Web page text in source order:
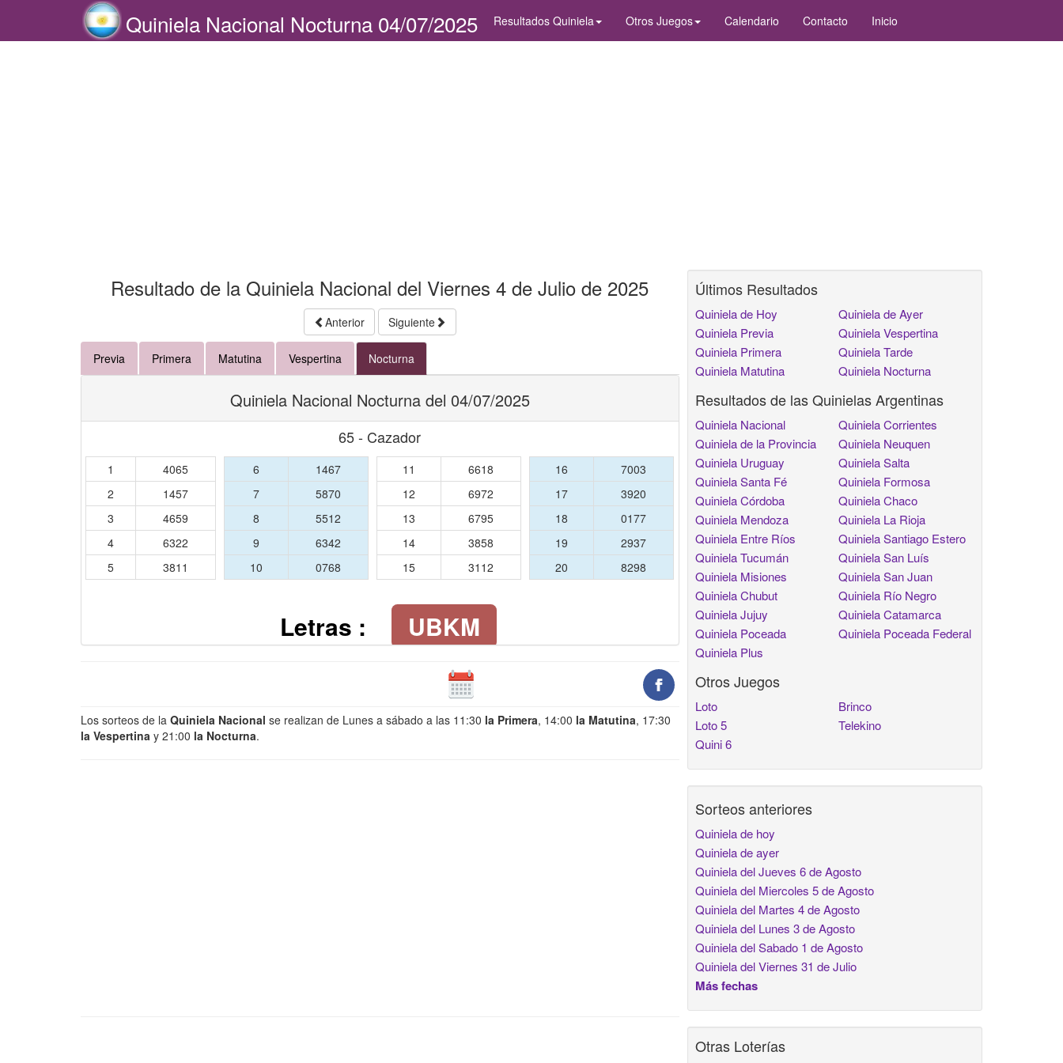
Quiniela Nacional Nocturna 04/07/2025 Resultados Quiniela Otros Juegos Calendario Contacto Inicio
Resultado de la Quiniela Nacional del Viernes 4 de Julio de 2025
Anterior Siguiente
Previa Primera Matutina Vespertina Nocturna
Quiniela Nacional Nocturna del 04/07/2025
65 - Cazador
1
4065
2
1457
3
4659
4
6322
5
3811
6
1467
7
5870
8
5512
9
6342
10
0768
11
6618
12
6972
13
6795
14
3858
15
3112
16
7003
17
3920
18
0177
19
2937
20
8298
Letras : UBKM
Los sorteos de la Quiniela Nacional se realizan de Lunes a sábado a las 11:30 la Primera, 14:00 la Matutina, 17:30
la Vespertina y 21:00 la Nocturna.
Últimos Resultados
Quiniela de Hoy
Quiniela Previa
Quiniela Primera
Quiniela Matutina
Quiniela de Ayer
Quiniela Vespertina
Quiniela Tarde
Quiniela Nocturna
Resultados de las Quinielas Argentinas
Quiniela Nacional
Quiniela de la Provincia
Quiniela Uruguay
Quiniela Santa Fé
Quiniela Córdoba
Quiniela Mendoza
Quiniela Entre Ríos
Quiniela Tucumán
Quiniela Misiones
Quiniela Chubut
Quiniela Jujuy
Quiniela Poceada
Quiniela Plus
Quiniela Corrientes
Quiniela Neuquen
Quiniela Salta
Quiniela Formosa
Quiniela Chaco
Quiniela La Rioja
Quiniela Santiago Estero
Quiniela San Luís
Quiniela San Juan
Quiniela Río Negro
Quiniela Catamarca
Quiniela Poceada Federal
Otros Juegos
Loto
Loto 5
Quini 6
Brinco
Telekino
Sorteos anteriores
Quiniela de hoy
Quiniela de ayer
Quiniela del Jueves 6 de Agosto
Quiniela del Miercoles 5 de Agosto
Quiniela del Martes 4 de Agosto
Quiniela del Lunes 3 de Agosto
Quiniela del Sabado 1 de Agosto
Quiniela del Viernes 31 de Julio
Más fechas
Otras Loterías